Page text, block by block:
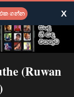
(Ruwan
ගන්න X